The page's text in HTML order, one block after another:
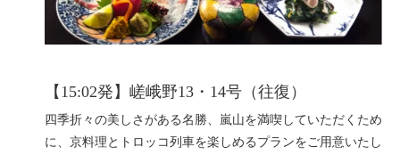
【15:02発】嵯峨野13・14号（往復）
四季折々の美しさがある名勝、嵐山を満喫していただくため
に、京料理とトロッコ列車を楽しめるプランをご用意いたし